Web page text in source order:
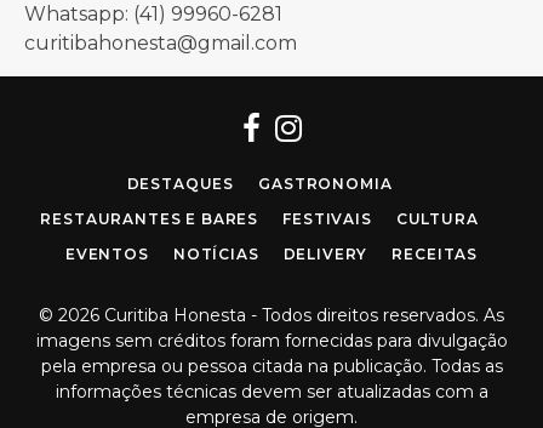
Whatsapp: (41) 99960-6281
curitibahonesta@gmail.com
Facebook
Instagram
DESTAQUES
GASTRONOMIA
RESTAURANTES E BARES
FESTIVAIS
CULTURA
EVENTOS
NOTÍCIAS DELIVERY RECEITAS
© 2026 Curitiba Honesta - Todos direitos reservados. As
imagens sem créditos foram fornecidas para divulgação
pela empresa ou pessoa citada na publicação. Todas as
informações técnicas devem ser atualizadas com a
empresa de origem.